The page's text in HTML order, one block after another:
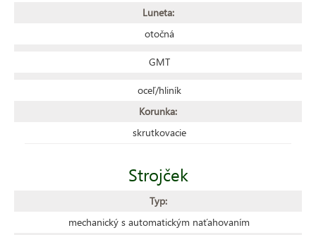
Luneta:
otočná
GMT
oceľ/hliník
Korunka:
skrutkovacie
Strojček
Typ:
mechanický s automatickým naťahovaním